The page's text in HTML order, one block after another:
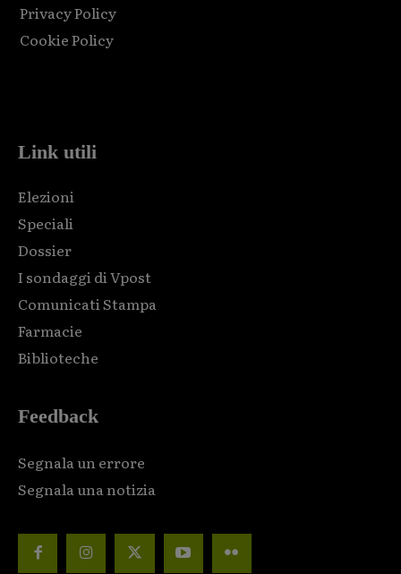
Privacy Policy
Cookie Policy
Link utili
Elezioni
Speciali
Dossier
I sondaggi di Vpost
Comunicati Stampa
Farmacie
Biblioteche
Feedback
Segnala un errore
Segnala una notizia